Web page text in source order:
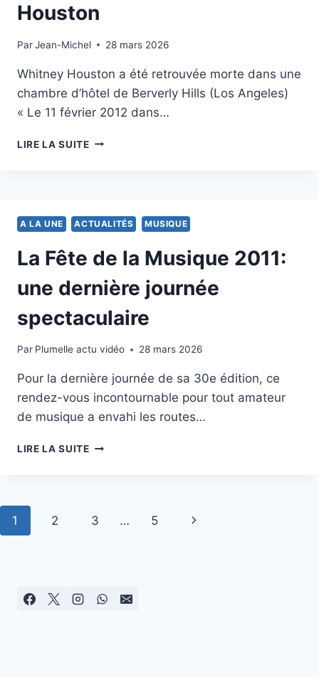
S’ÉTEINT
Houston
ParJean-Michel
12 février 2012 28 mars 2026
Whitney Houston a été retrouvée morte dans une
chambre d’hôtel de Berverly Hills (Los Angeles)
« Le 11 février 2012 dans…
LIRE LA SUITEHOMMAGE
A LA UNE ACTUALITÉS MUSIQUE
La Fête de la Musique 2011:
une dernière journée
spectaculaire
Par Plumelle actu vidéo
21 juin 2011 28 mars 2026
Pour la dernière journée de sa 30e édition, ce
rendez-vous incontournable pour tout amateur
de musique a envahi les routes…
LIRE LA SUITELA
2011:
Navigation
1 2 3 … 5
Page